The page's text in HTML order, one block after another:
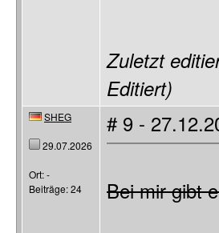
Zuletzt
Editiert)
SHEG
29.07.2026
Ort: -
Beiträge: 24
# 9 -
Bei mir gibt